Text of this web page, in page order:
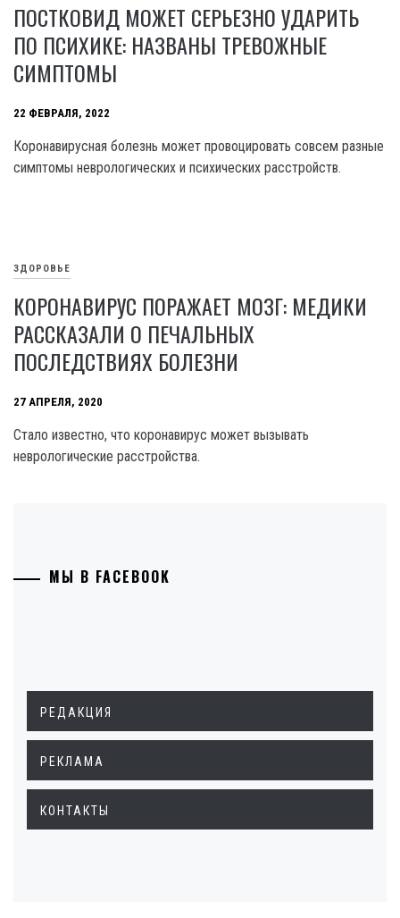
ПОСТКОВИД МОЖЕТ СЕРЬЕЗНО УДАРИТЬ
ПО ПСИХИКЕ: НАЗВАНЫ ТРЕВОЖНЫЕ
СИМПТОМЫ
22 ФЕВРАЛЯ, 2022
Коронавирусная болезнь может провоцировать совсем разные
симптомы неврологических и психических расстройств.
ЗДОРОВЬЕ
КОРОНАВИРУС ПОРАЖАЕТ МОЗГ: МЕДИКИ
РАССКАЗАЛИ О ПЕЧАЛЬНЫХ
ПОСЛЕДСТВИЯХ БОЛЕЗНИ
27 АПРЕЛЯ, 2020
Стало известно, что коронавирус может вызывать
неврологические расстройства.
МЫ В FACEBOOK
РЕДАКЦИЯ
РЕКЛАМА
КОНТАКТЫ